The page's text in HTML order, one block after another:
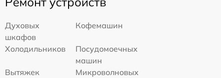
Духовых
шкафов
Кофемашин
Холодильников
Посудомоечных
машин
Вытяжек
Микроволновых